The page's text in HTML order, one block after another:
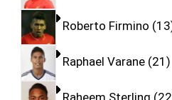
Roberto Firmino 13
Raphael Varane 21